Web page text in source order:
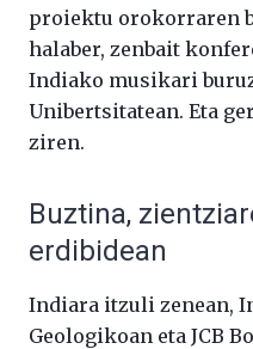
proiektu orokorraren
halaber, zenbait
Indiako musikari
Unibertsitatean. Eta
ziren.
Buztina,
erdibidean
Indiara itzuli zenean,
Geologikoan eta JCB